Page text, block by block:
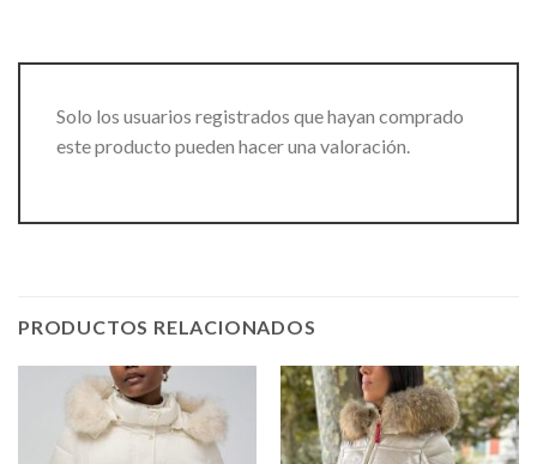
Solo los usuarios registrados que hayan comprado
este producto pueden hacer una valoración.
PRODUCTOS RELACIONADOS